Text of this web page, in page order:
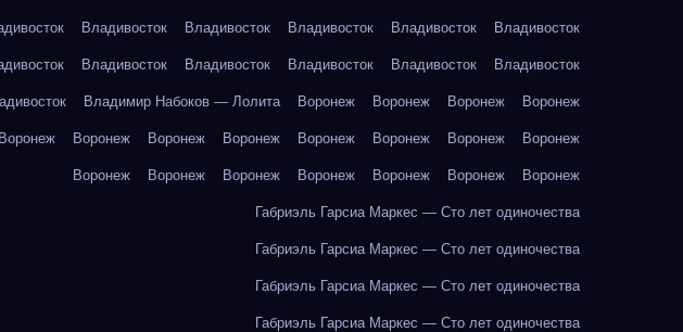
Владивосток Владивосток Владивосток Владивосток Владивосток
Владивосток Владивосток Владивосток Владивосток Владивосток
Владимир Набоков — Лолита Воронеж Воронеж Воронеж Воронеж
Воронеж Воронеж Воронеж Воронеж Воронеж Воронеж Воронеж Воронеж
Воронеж Воронеж Воронеж Воронеж Воронеж Воронеж Воронеж
Габриэль Гарсиа Маркес — Сто лет одиночества
Габриэль Гарсиа Маркес — Сто лет одиночества
Габриэль Гарсиа Маркес — Сто лет одиночества
Габриэль Гарсиа Маркес — Сто лет одиночества